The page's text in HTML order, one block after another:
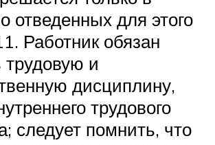
отведенных для этого
Работник обязан
и
дисциплину,
трудового
следует помнить, что